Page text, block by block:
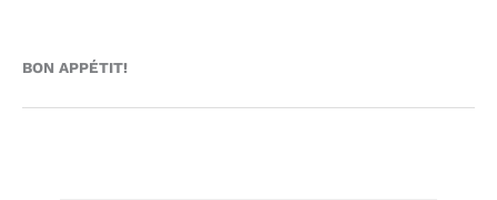
BON APPÉTIT!